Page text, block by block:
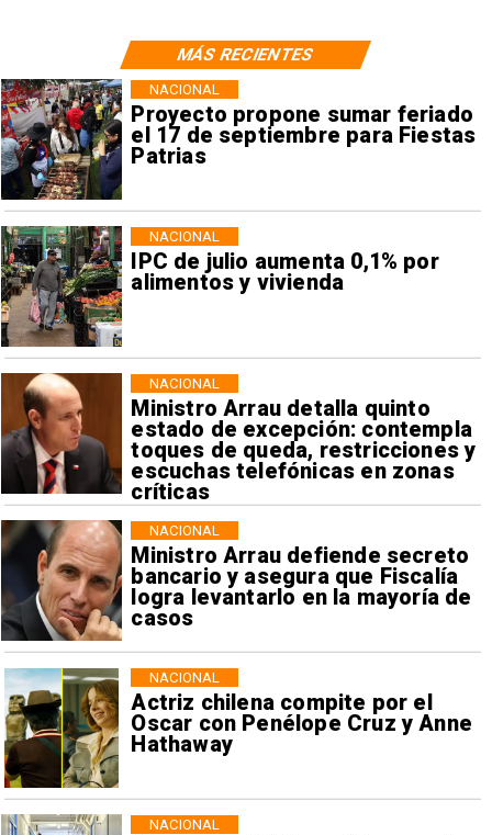
Proyecto propone sumar feriado
el 17 de septiembre para Fiestas
Patrias
NACIONAL
IPC de julio aumenta 0,1% por
alimentos y vivienda
NACIONAL
Ministro Arrau detalla quinto
estado de excepción: contempla
toques de queda, restricciones y
escuchas telefónicas en zonas
críticas
NACIONAL
Ministro Arrau defiende secreto
bancario y asegura que Fiscalía
logra levantarlo en la mayoría de
casos
NACIONAL
Actriz chilena compite por el
Oscar con Penélope Cruz y Anne
Hathaway
NACIONAL
NACIONAL
MÁS RECIENTES